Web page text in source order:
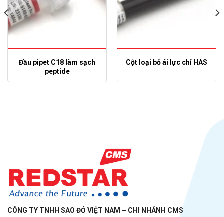
Đầu pipet C18 làm sạch
peptide
Cột loại bỏ ái lực chỉ HAS
CÔNG TY TNHH SAO ĐỎ VIỆT NAM – CHI NHÁNH CMS